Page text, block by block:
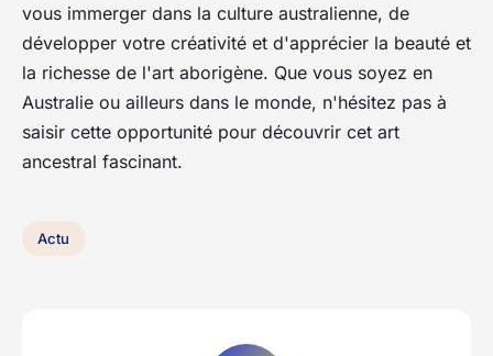
vous immerger dans la culture australienne, de
développer votre créativité et d'apprécier la beauté et
la richesse de l'art aborigène. Que vous soyez en
Australie ou ailleurs dans le monde, n'hésitez pas à
saisir cette opportunité pour découvrir cet art
ancestral fascinant.
Actu